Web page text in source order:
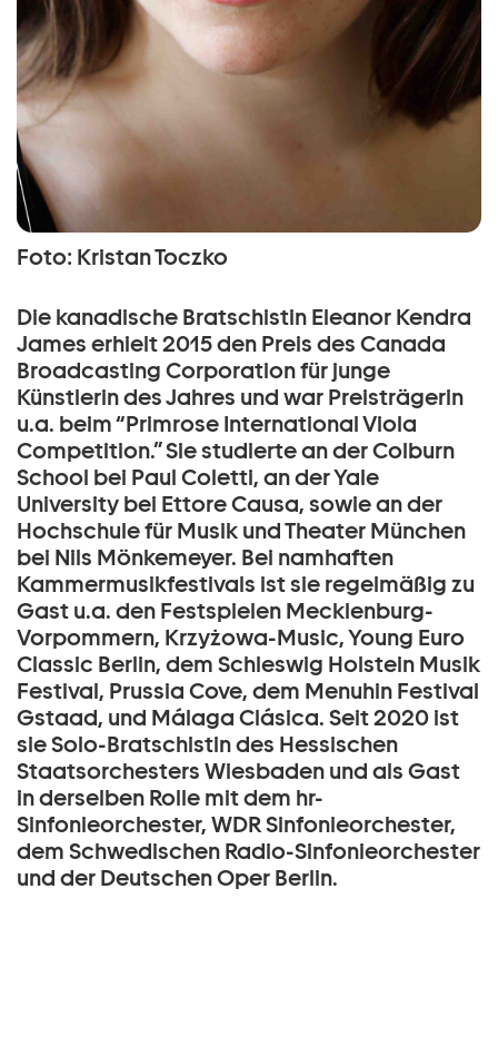
Foto: Kristan Toczko
Die kanadische Bratschistin Eleanor Kendra
James erhielt 2015 den Preis des Canada
Broadcasting Corporation für junge
Künstlerin des Jahres und war Preisträgerin
u.a. beim “Primrose International Viola
Competition.” Sie studierte an der Colburn
School bei Paul Coletti, an der Yale
University bei Ettore Causa, sowie an der
Hochschule für Musik und Theater München
bei Nils Mönkemeyer. Bei namhaften
Kammermusikfestivals ist sie regelmäßig zu
Gast u.a. den Festspielen Mecklenburg-
Vorpommern, Krzyżowa-Music, Young Euro
Classic Berlin, dem Schleswig Holstein Musik
Festival, Prussia Cove, dem Menuhin Festival
Gstaad, und Málaga Clásica. Seit 2020 ist
sie Solo-Bratschistin des Hessischen
Staatsorchesters Wiesbaden und als Gast
in derselben Rolle mit dem hr-
Sinfonieorchester, WDR Sinfonieorchester,
dem Schwedischen Radio-Sinfonieorchester
und der Deutschen Oper Berlin.